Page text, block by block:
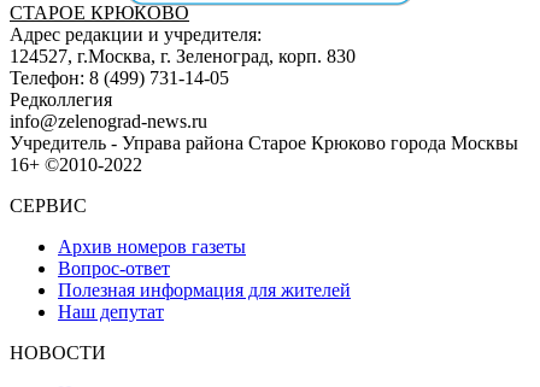
СТАРОЕ КРЮКОВО
Адрес редакции и учредителя:
124527, г.Москва, г. Зеленоград, корп. 830
Телефон: 8 (499) 731-14-05
Редколлегия
info@zelenograd-news.ru
Учредитель - Управа района Старое Крюково города Москвы
16+ ©2010-2022
СЕРВИС
Архив номеров газеты
Вопрос-ответ
Полезная информация для жителей
Наш депутат
НОВОСТИ